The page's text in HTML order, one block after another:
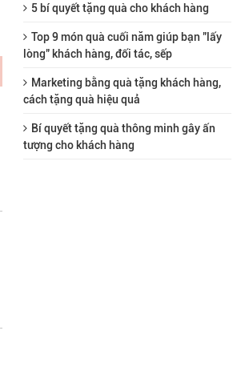
5 bí quyết tặng quà cho khách hàng
Top 9 món quà cuối năm giúp bạn "lấy
lòng" khách hàng, đối tác, sếp
Marketing bằng quà tặng khách hàng,
cách tặng quà hiệu quả
Bí quyết tặng quà thông minh gây ấn
tượng cho khách hàng